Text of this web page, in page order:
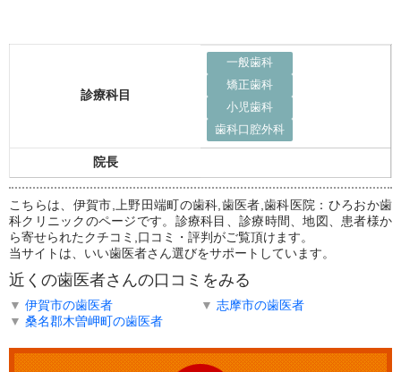
診療科目
一般歯科
矯正歯科
小児歯科
歯科口腔外科
院長
こちらは、伊賀市,上野田端町の歯科,歯医者,歯科医院：ひろおか歯
科クリニックのページです。診療科目、診療時間、地図、患者様か
ら寄せられたクチコミ,口コミ・評判がご覧頂けます。
当サイトは、いい歯医者さん選びをサポートしています。
近くの歯医者さんの口コミをみる
▼ 伊賀市の歯医者 ▼ 志摩市の歯医者
▼ 桑名郡木曽岬町の歯医者